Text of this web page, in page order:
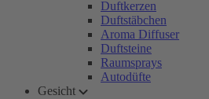
Duftkerzen
Duftstäbchen
Aroma Diffuser
Duftsteine
Raumsprays
Autodüfte
Gesicht